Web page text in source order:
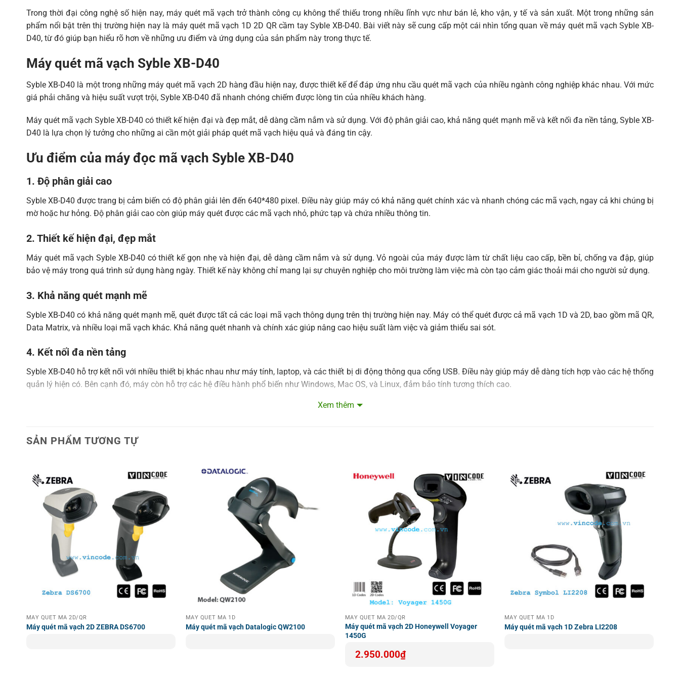
Depth of
scan field
35-190MM(13MIL, EAN13, PCS90%)
Rate
1/005million
Interface
USB-HID
Physical Parameters
Material
ABS+PC
Environmental Parameters
Operating
-20℃~+60℃
Storage
-40℃~+70℃
Relative
Humidity
Drop/Shock
Withstands multiple times 3meters
Electrical Parameters
Voltage
DC5V±5%
Trong thời đại công nghệ số hiện nay, máy quét mã vạch trở thành công cụ không thể thiếu trong nhiều lĩnh vực như bán lẻ, kho vận, y tế và sản xuất. Một trong những sản
phẩm nổi bật trên thị trường hiện nay là máy quét mã vạch 1D 2D QR cầm tay Syble XB-D40. Bài viết này sẽ cung cấp một cái nhìn tổng quan về máy quét mã vạch Syble XB-
D40, từ đó giúp bạn hiểu rõ hơn về những ưu điểm và ứng dụng của sản phẩm này trong thực tế.
Máy quét mã vạch Syble XB-D40
Syble XB-D40 là một trong những máy quét mã vạch 2D hàng đầu hiện nay, được thiết kế để đáp ứng nhu cầu quét mã vạch của nhiều ngành công nghiệp khác nhau. Với mức
giá phải chăng và hiệu suất vượt trội, Syble XB-D40 đã nhanh chóng chiếm được lòng tin của nhiều khách hàng.
Máy quét mã vạch Syble XB-D40 có thiết kế hiện đại và đẹp mắt, dễ dàng cầm nắm và sử dụng. Với độ phân giải cao, khả năng quét mạnh mẽ và kết nối đa nền tảng, Syble XB-
D40 là lựa chọn lý tưởng cho những ai cần một giải pháp quét mã vạch hiệu quả và đáng tin cậy.
Ưu điểm của máy đọc mã vạch Syble XB-D40
1. Độ phân giải cao
Syble XB-D40 được trang bị cảm biến có độ phân giải lên đến 640*480 pixel. Điều này giúp máy có khả năng quét chính xác và nhanh chóng các mã vạch, ngay cả khi chúng bị
mờ hoặc hư hỏng. Độ phân giải cao còn giúp máy quét được các mã vạch nhỏ, phức tạp và chứa nhiều thông tin.
2. Thiết kế hiện đại, đẹp mắt
Máy quét mã vạch Syble XB-D40 có thiết kế gọn nhẹ và hiện đại, dễ dàng cầm nắm và sử dụng. Vỏ ngoài của máy được làm từ chất liệu cao cấp, bền bỉ, chống va đập, giúp
bảo vệ máy trong quá trình sử dụng hàng ngày. Thiết kế này không chỉ mang lại sự chuyên nghiệp cho môi trường làm việc mà còn tạo cảm giác thoải mái cho người sử dụng.
3. Khả năng quét mạnh mẽ
Syble XB-D40 có khả năng quét mạnh mẽ, quét được tất cả các loại mã vạch thông dụng trên thị trường hiện nay. Máy có thể quét được cả mã vạch 1D và 2D, bao gồm mã QR,
Data Matrix, và nhiều loại mã vạch khác. Khả năng quét nhanh và chính xác giúp nâng cao hiệu suất làm việc và giảm thiểu sai sót.
4. Kết nối đa nền tảng
Syble XB-D40 hỗ trợ kết nối với nhiều thiết bị khác nhau như máy tính, laptop, và các thiết bị di động thông qua cổng USB. Điều này giúp máy dễ dàng tích hợp vào các hệ thống
quản lý hiện có. Bên cạnh đó, máy còn hỗ trợ các hệ điều hành phổ biến như Windows, Mac OS, và Linux, đảm bảo tính tương thích cao.
đầu quét mã vạch. Giao diện người dùng thân thiện và dễ hiểu, giúp người dùng dễ dàng thao tác và sử dụng máy mà không cần qua nhiều hướng dẫn.
Với khả năng quét nhanh và chính xác, Syble XB-D40 có thể được sử dụng trong nhiều lĩnh vực khác nhau. Máy phù hợp cho các ngành bán lẻ, kho vận, y tế, và sản xuất. Ứng
dụng đa dạng của máy giúp nâng cao hiệu suất làm việc, giảm thiểu sai sót và tiết kiệm thời gian.
7. Cable kết nối dài 2M
Máy quét mã vạch Syble XB-D40 được trang bị dây cáp kết nối dài 2 mét, cho phép người dùng di chuyển và quét mã vạch ở khoảng cách xa mà không gặp khó khăn. Điều này
đặc biệt hữu ích trong các kho hàng lớn hoặc các cửa hàng bán lẻ có không gian rộng.
Nhược điểm của Syble XB-D40
Mặc dù Syble XB-D40 có nhiều ưu điểm vượt trội, nhưng vẫn có một số nhược điểm nhỏ mà người dùng cần lưu ý:
Không có kết nối không dây: Syble XB-D40 không hỗ trợ kết nối không dây, điều này có thể gây bất tiện trong một số tình huống yêu cầu tính di động cao. Tuy nhiên, với dây
: Máy quét mã vạch có thể gặp khó khăn khi quét mã vạch dưới ánh sáng mạnh hoặc
Xem thêm
SẢN PHẨM TƯƠNG TỰ
MÁY QUÉT MÃ 2D/QR
Máy quét mã vạch 2D ZEBRA DS6700
MÁY QUÉT MÃ 1D
Máy quét mã vạch Datalogic QW2100
MÁY QUÉT MÃ 2D/QR
Máy quét mã vạch 2D Honeywell Voyager
1450G
2.950.000₫
MÁY QUÉT MÃ 1D
Máy quét mã vạch 1D Zebra LI2208